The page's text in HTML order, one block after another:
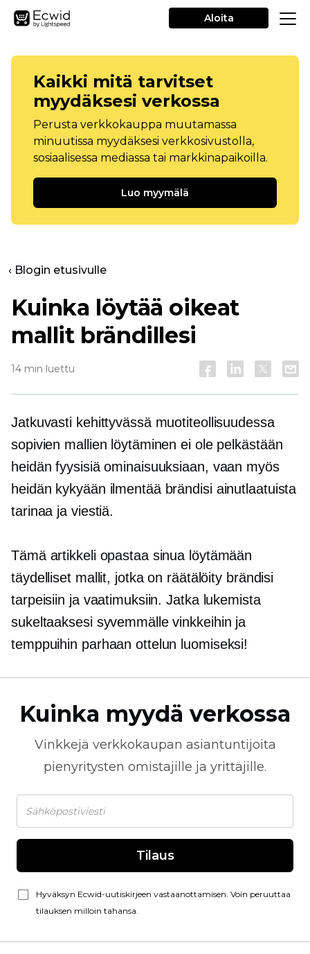
Aloita
Kaikki mitä tarvitset
myydäksesi verkossa
Perusta verkkokauppa muutamassa
minuutissa myydäksesi verkkosivustolla,
sosiaalisessa mediassa tai markkinapaikoilla.
Luo myymälä
‹ Blogin etusivulle
Kuinka löytää oikeat
mallit brändillesi
14 min luettu
Jatkuvasti kehittyvässä muotiteollisuudessa
sopivien mallien löytäminen ei ole pelkästään
heidän fyysisiä ominaisuuksiaan, vaan myös
heidän kykyään ilmentää brändisi ainutlaatuista
tarinaa ja viestiä.
Tämä artikkeli opastaa sinua löytämään
täydelliset mallit, jotka on räätälöity brändisi
tarpeisiin ja vaatimuksiin. Jatka lukemista
sukeltaaksesi syvemmälle vinkkeihin ja
temppuihin parhaan ottelun luomiseksi!
Kuinka myydä verkossa
Vinkkejä verkkokaupan asiantuntijoita
pienyritysten omistajille ja yrittäjille.
Tilaus
Hyväksyn Ecwid-uutiskirjeen vastaanottamisen. Voin peruuttaa
tilauksen milloin tahansa.